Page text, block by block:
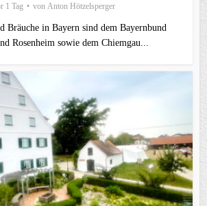
1 Tag von Anton Hötzelsperger
Bräuche in Bayern sind dem Bayernbund
Rosenheim sowie dem Chiemgau...